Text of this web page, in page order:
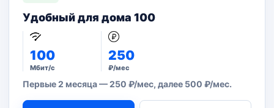
Удобный для дома 100
100
Мбит/с
250
₽/мес
Первые 2 месяца — 250 ₽/мес, далее 500 ₽/мес.